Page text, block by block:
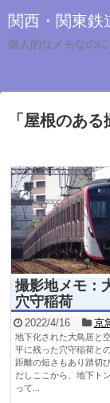
関西・関東鉄
個人的なメモなの
「 屋根のある
撮影地メモ：
穴守稲荷
2022/4/16 京
地下化された大鳥居と
平に残った穴守稲荷と
距離の短さもあり踏切
だしここから、地下ト
って...